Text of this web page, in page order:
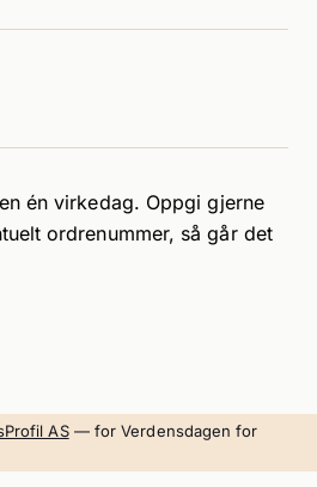
én virkedag. Oppgi gjerne
ordrenummer, så går det
AS— for Verdensdagen for